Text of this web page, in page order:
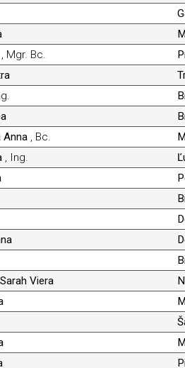
, Mgr. Bc.
, Bc.
, Ing.
Viera